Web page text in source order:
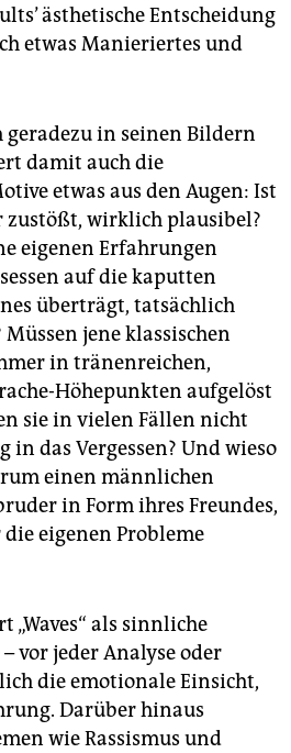
ästhetische Entscheidung
etwas Manieriertes und
geradezu in seinen Bildern
damit auch die
etwas aus den Augen: Ist
zustößt, wirklich plausibel?
eigenen Erfahrungen
auf die kaputten
überträgt, tatsächlich
jene klassischen
in tränenreichen,
Höhepunkten aufgelöst
sie in vielen Fällen nicht
das Vergessen? Und wieso
einen männlichen
in Form ihres Freundes,
eigenen Probleme
als sinnliche
vor jeder Analyse oder
die emotionale Einsicht,
Darüber hinaus
wie Rassismus und